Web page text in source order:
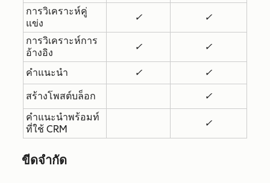
การวิเคราะห์คู่
แข่ง
✓ ✓
การวิเคราะห์การ
อ้างอิง
✓ ✓
คำแนะนำ ✓ ✓
สร้างโพสต์บล็อก
✓
คำแนะนำพร้อมท์
ที่ใช้ CRM
✓
ขีดจำกัด